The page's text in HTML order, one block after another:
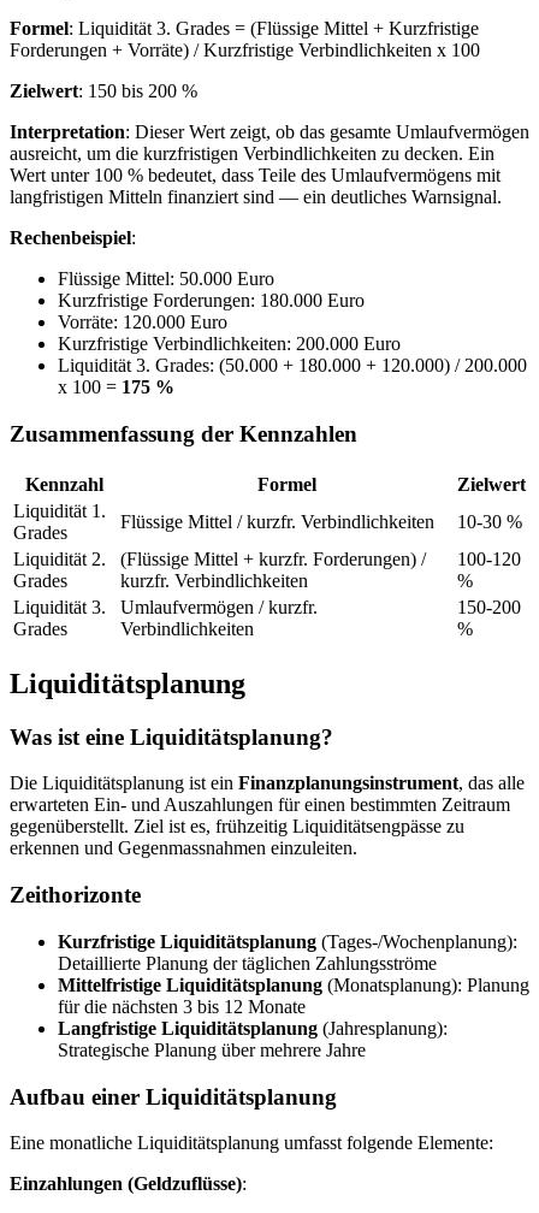
Formel: Liquidität 3. Grades = (Flüssige Mittel + Kurzfristige
Forderungen + Vorräte) / Kurzfristige Verbindlichkeiten x 100
Zielwert: 150 bis 200 %
Interpretation: Dieser Wert zeigt, ob das gesamte Umlaufvermögen
ausreicht, um die kurzfristigen Verbindlichkeiten zu decken. Ein
Wert unter 100 % bedeutet, dass Teile des Umlaufvermögens mit
langfristigen Mitteln finanziert sind — ein deutliches Warnsignal.
Rechenbeispiel:
Flüssige Mittel: 50.000 Euro
Kurzfristige Forderungen: 180.000 Euro
Vorräte: 120.000 Euro
Kurzfristige Verbindlichkeiten: 200.000 Euro
Liquidität 3. Grades: (50.000 + 180.000 + 120.000) / 200.000
x 100 = 175 %
Zusammenfassung der Kennzahlen
Kennzahl Formel
Zielwert
Liquidität 1.
Grades
Flüssige Mittel / kurzfr. Verbindlichkeiten
10-30 %
Liquidität 2.
Grades
(Flüssige Mittel + kurzfr. Forderungen) /
kurzfr. Verbindlichkeiten
100-120
%
Liquidität 3.
Grades
Umlaufvermögen / kurzfr.
Verbindlichkeiten
150-200
%
Liquiditätsplanung
Was ist eine Liquiditätsplanung?
Die Liquiditätsplanung ist ein Finanzplanungsinstrument, das alle
erwarteten Ein- und Auszahlungen für einen bestimmten Zeitraum
gegenüberstellt. Ziel ist es, frühzeitig Liquiditätsengpässe zu
erkennen und Gegenmassnahmen einzuleiten.
Zeithorizonte
Kurzfristige Liquiditätsplanung (Tages-/Wochenplanung):
Detaillierte Planung der täglichen Zahlungsströme
Mittelfristige Liquiditätsplanung (Monatsplanung): Planung
für die nächsten 3 bis 12 Monate
Langfristige Liquiditätsplanung (Jahresplanung):
Strategische Planung über mehrere Jahre
Aufbau einer Liquiditätsplanung
Eine monatliche Liquiditätsplanung umfasst folgende Elemente:
Einzahlungen (Geldzuflüsse):